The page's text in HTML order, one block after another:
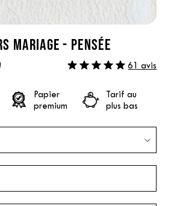
MARIAGE - PENSÉE
61 avis
Papier
premium
Tarif au
plus bas